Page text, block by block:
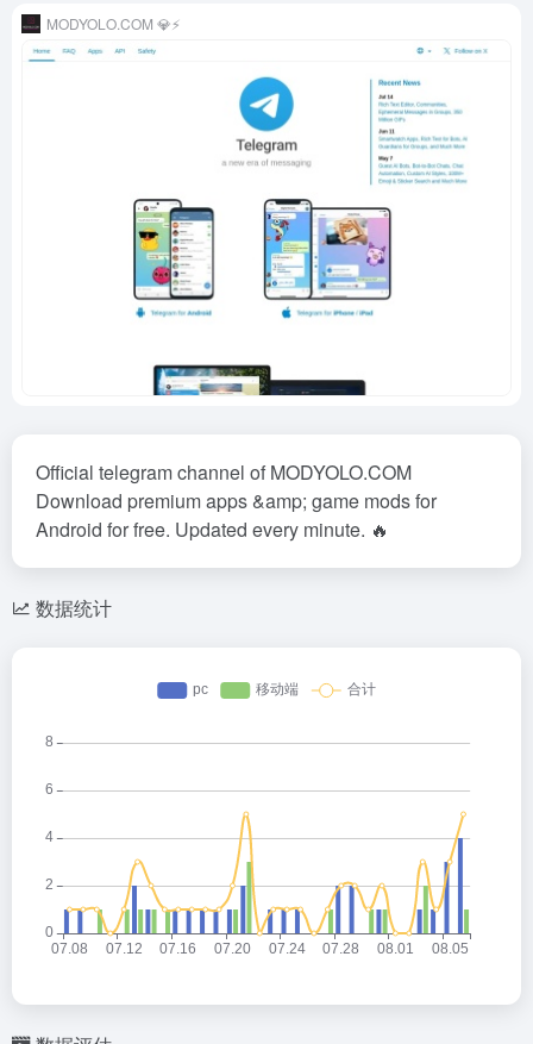
MODYOLO.COM 💎⚡️
Official telegram channel of MODYOLO.COM
Download premium apps &amp; game mods for
Android for free. Updated every minute. 🔥
数据统计